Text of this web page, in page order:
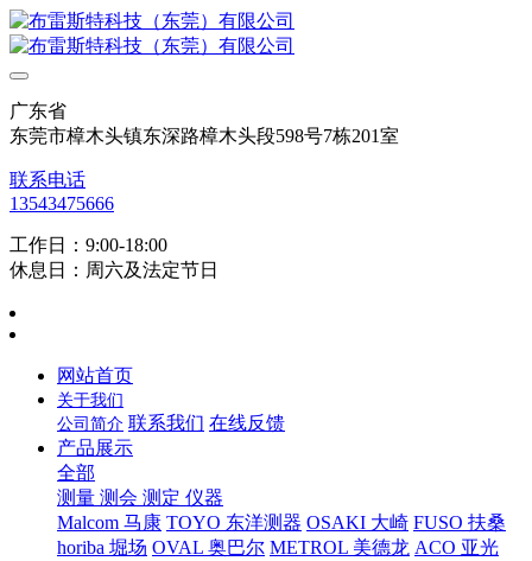
广东省
东莞市樟木头镇东深路樟木头段598号7栋201室
联系电话
13543475666
工作日：9:00-18:00
休息日：周六及法定节日
网站首页
关于我们
公司简介 联系我们 在线反馈
产品展示
全部
测量 测会 测定 仪器
Malcom 马康 TOYO 东洋测器 OSAKI 大崎 FUSO 扶桑
horiba 堀场 OVAL 奥巴尔 METROL 美德龙 ACO 亚光